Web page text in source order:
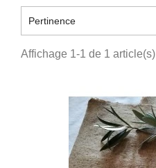
Pertinence
Affichage 1-1 de 1 article(s)